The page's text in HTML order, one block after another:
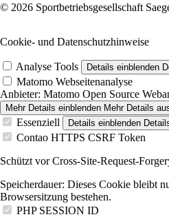
© 2026 Sportbetriebsgesellschaft
Cookie- und Datenschutzhinweise
Analyse Tools Details einblenden
Matomo Webseitenanalyse
Anbieter: Matomo Open Source
Mehr Details einblenden Mehr Details
Essenziell Details einblenden
Contao HTTPS CSRF Token
Schützt vor Cross-Site-Request-
Speicherdauer: Dieses Cookie bleibt
Browsersitzung bestehen.
PHP SESSION ID